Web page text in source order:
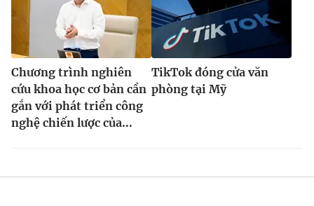
Chương trình nghiên
cứu khoa học cơ bản cần
gắn với phát triển công
nghệ chiến lược của...
TikTok đóng cửa văn
phòng tại Mỹ